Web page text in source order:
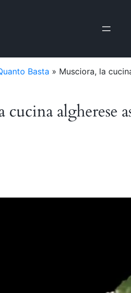
Basta » Musciora, la
cucina algherese